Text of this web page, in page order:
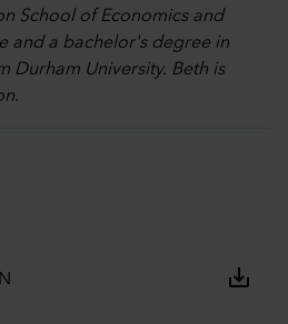
School of Economics and
and a bachelor's degree in
Durham University. Beth is
save_alt